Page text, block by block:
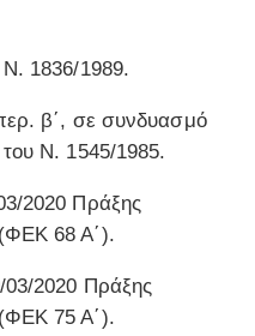
1836/1989.
β΄, σε συνδυασμό
Ν. 1545/1985.
2020 Πράξης
(ΦΕΚ 68 Α΄).
2020 Πράξης
(ΦΕΚ 75 Α΄).